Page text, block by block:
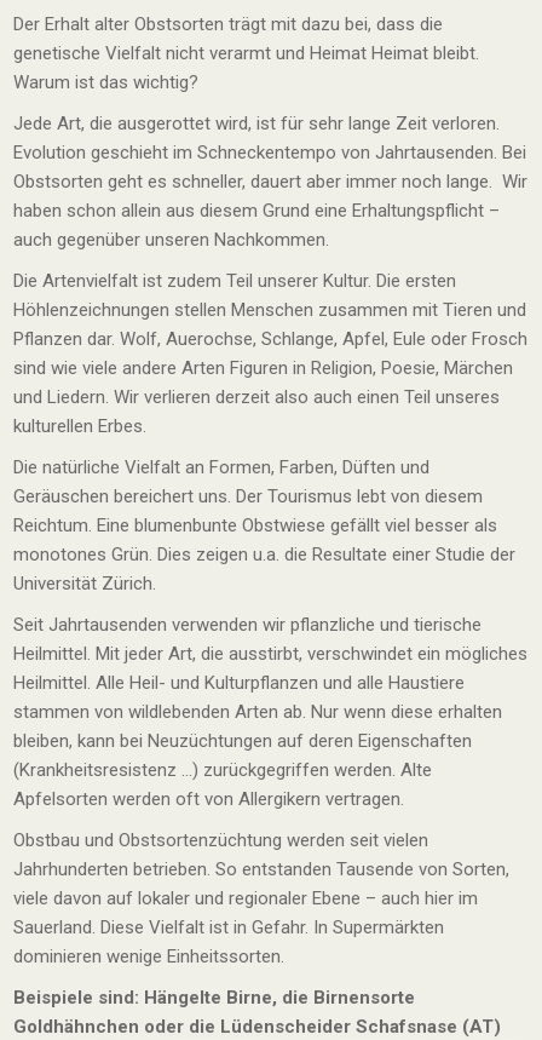
Der Erhalt alter Obstsorten trägt mit dazu bei, dass die
genetische Vielfalt nicht verarmt und Heimat Heimat bleibt.
Warum ist das wichtig?
Jede Art, die ausgerottet wird, ist für sehr lange Zeit verloren.
Evolution geschieht im Schneckentempo von Jahrtausenden. Bei
Obstsorten geht es schneller, dauert aber immer noch lange. Wir
haben schon allein aus diesem Grund eine Erhaltungspflicht –
auch gegenüber unseren Nachkommen.
Die Artenvielfalt ist zudem Teil unserer Kultur. Die ersten
Höhlenzeichnungen stellen Menschen zusammen mit Tieren und
Pflanzen dar. Wolf, Auerochse, Schlange, Apfel, Eule oder Frosch
sind wie viele andere Arten Figuren in Religion, Poesie, Märchen
und Liedern. Wir verlieren derzeit also auch einen Teil unseres
kulturellen Erbes.
Die natürliche Vielfalt an Formen, Farben, Düften und
Geräuschen bereichert uns. Der Tourismus lebt von diesem
Reichtum. Eine blumenbunte Obstwiese gefällt viel besser als
monotones Grün. Dies zeigen u.a. die Resultate einer Studie der
Universität Zürich.
Seit Jahrtausenden verwenden wir pflanzliche und tierische
Heilmittel. Mit jeder Art, die ausstirbt, verschwindet ein mögliches
Heilmittel. Alle Heil- und Kulturpflanzen und alle Haustiere
stammen von wildlebenden Arten ab. Nur wenn diese erhalten
bleiben, kann bei Neuzüchtungen auf deren Eigenschaften
(Krankheitsresistenz …) zurückgegriffen werden. Alte
Apfelsorten werden oft von Allergikern vertragen.
Obstbau und Obstsortenzüchtung werden seit vielen
Jahrhunderten betrieben. So entstanden Tausende von Sorten,
viele davon auf lokaler und regionaler Ebene – auch hier im
Sauerland. Diese Vielfalt ist in Gefahr. In Supermärkten
dominieren wenige Einheitssorten.
Beispiele sind: Hängelte Birne, die Birnensorte
Goldhähnchen oder die Lüdenscheider Schafsnase (AT)